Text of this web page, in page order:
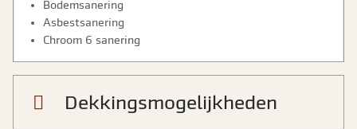
Bodemsanering
Asbestsanering
Chroom 6 sanering
Dekkingsmogelijkheden